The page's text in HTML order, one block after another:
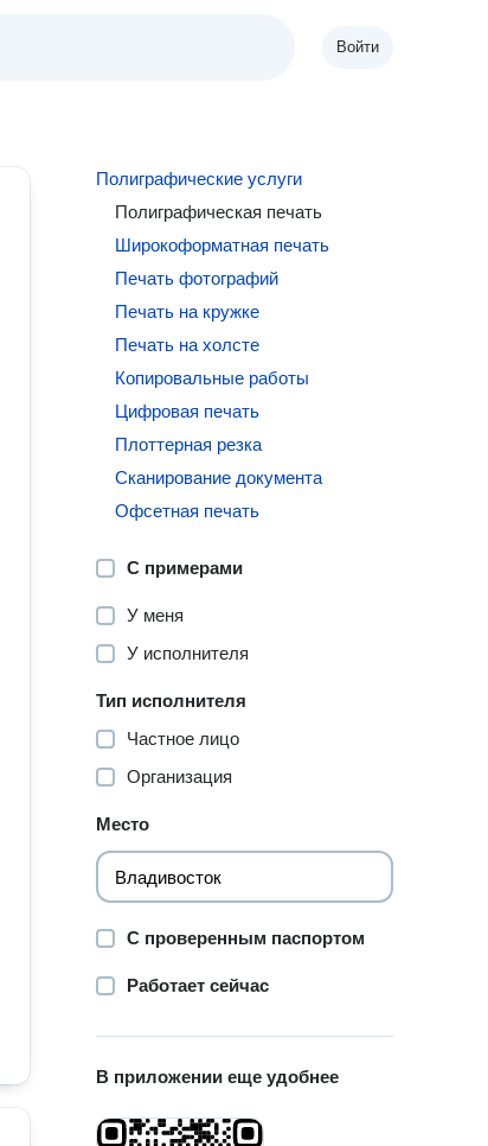
Войти
Полиграфические услуги
Полиграфическая печать
Широкоформатная печать
Печать фотографий
Печать на кружке
Печать на холсте
Копировальные работы
Цифровая печать
Плоттерная резка
Сканирование документа
Офсетная печать
С примерами
У меня
У исполнителя
Тип исполнителя
Частное лицо
Организация
Место
С проверенным паспортом
Работает сейчас
В приложении еще удобнее